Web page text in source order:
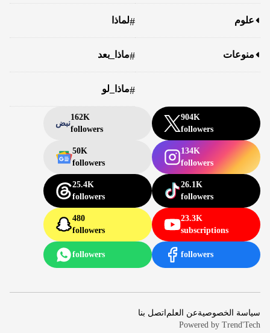
علوم
منوعات
#لماذا
#ماذا_بعد
#ماذا_لو
904K
followers
162K
followers
نبض
134K
followers
50K
followers
26.1K
followers
25.4K
followers
23.3K
subscriptions
480
followers
followers
followers
Powered by Trend'Tech
سياسة الخصوصيةعن العلم اتصل بنا